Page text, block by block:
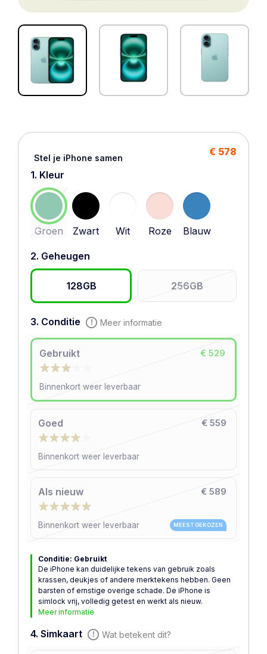
Stel je iPhone samen
€ 578
1. Kleur
Groen Zwart Wit Roze Blauw
2. Geheugen
128GB 256GB
3. Conditie Meer informatie
Gebruikt € 529
Binnenkort weer leverbaar
Goed € 559
Binnenkort weer leverbaar
Als nieuw
MEEST GEKOZEN
€ 589
Binnenkort weer leverbaar
Conditie: Gebruikt
De iPhone kan duidelijke tekens van gebruik zoals
krassen, deukjes of andere merktekens hebben. Geen
barsten of ernstige overige schade. De iPhone is
simlock vrij, volledig getest en werkt als nieuw.
Meer informatie
4. Simkaart Wat betekent dit?